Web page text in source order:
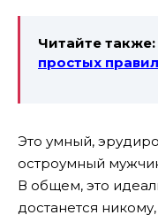
Читайте также:
простых правил
Это умный,
остроумный
В общем, это
достанется